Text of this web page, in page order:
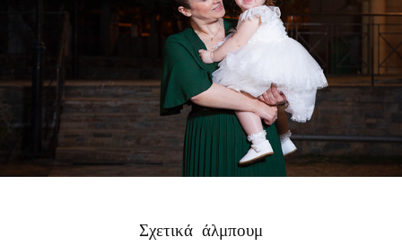
Σχετικά  άλμπουμ